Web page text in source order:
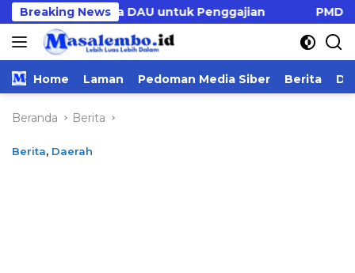
Langsung
ke
konten
Breaking News
Dana DAU untuk Penggajian PMD Majene
Home Laman Pedoman Media Siber Berita
Beranda Berita
Berita, Daerah